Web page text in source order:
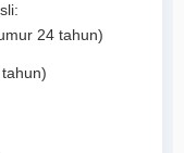
24 tahun)